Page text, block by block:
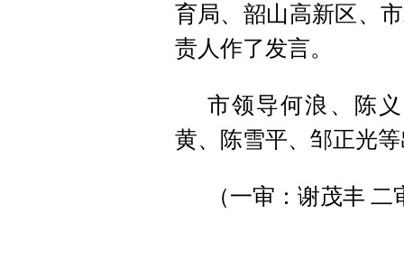
育局、韶山高新区、
责人作了发言。
市领导何浪、陈
黄、陈雪平、邹正光
（一审：谢茂丰